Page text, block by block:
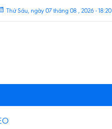
Thứ Sáu, ngày 07 tháng 08 , 2026 - 18:20